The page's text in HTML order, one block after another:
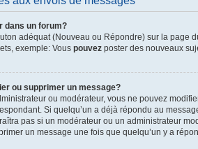
dans un forum?
adéquat (Nouveau ou Répondre) sur la page
exemple: Vous pouvez poster des nouveaux
ou supprimer un message?
ou modérateur, vous ne pouvez
Si quelqu’un a déjà répondu au
pas si un modérateur ou un administrateur
un message une fois que quelqu’un y a